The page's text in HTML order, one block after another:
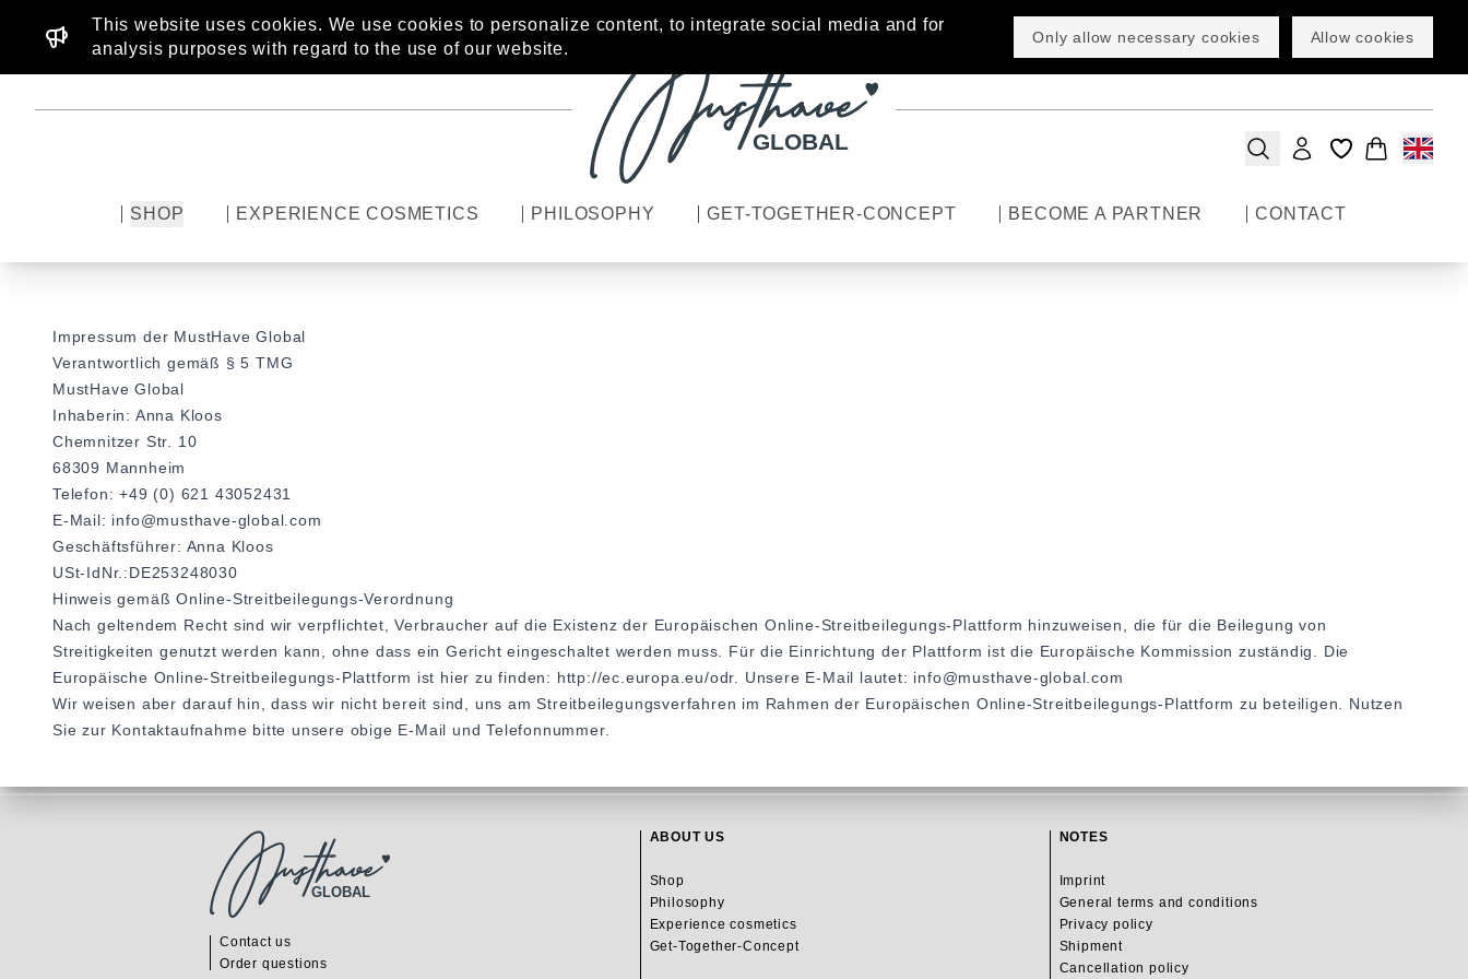
This website uses cookies. We use cookies to personalize content, to integrate social media and for
analysis purposes with regard to the use of our website.
Only allow necessary cookies Allow cookies
GLOBAL
SHOP EXPERIENCE COSMETICS PHILOSOPHY GET-TOGETHER-CONCEPT BECOME A PARTNER CONTACT
Impressum der MustHave Global
Verantwortlich gemäß § 5 TMG
MustHave Global
Inhaberin: Anna Kloos
Chemnitzer Str. 10
68309 Mannheim
Telefon: +49 (0) 621 43052431
E-Mail: info@musthave-global.com
Geschäftsführer: Anna Kloos
USt-IdNr.:DE253248030
Hinweis gemäß Online-Streitbeilegungs-Verordnung
Nach geltendem Recht sind wir verpflichtet, Verbraucher auf die Existenz der Europäischen Online-Streitbeilegungs-Plattform hinzuweisen, die für die Beilegung von
Streitigkeiten genutzt werden kann, ohne dass ein Gericht eingeschaltet werden muss. Für die Einrichtung der Plattform ist die Europäische Kommission zuständig. Die
Europäische Online-Streitbeilegungs-Plattform ist hier zu finden: http://ec.europa.eu/odr . Unsere E-Mail lautet: info@musthave-global.com
Wir weisen aber darauf hin, dass wir nicht bereit sind, uns am Streitbeilegungsverfahren im Rahmen der Europäischen Online-Streitbeilegungs-Plattform zu beteiligen. Nutzen
Sie zur Kontaktaufnahme bitte unsere obige E-Mail und Telefonnummer.
GLOBAL
Contact us
Order questions
ABOUT US
Shop
Philosophy
Experience cosmetics
Get-Together-Concept
NOTES
Imprint
General terms and conditions
Privacy policy
Shipment
Cancellation policy